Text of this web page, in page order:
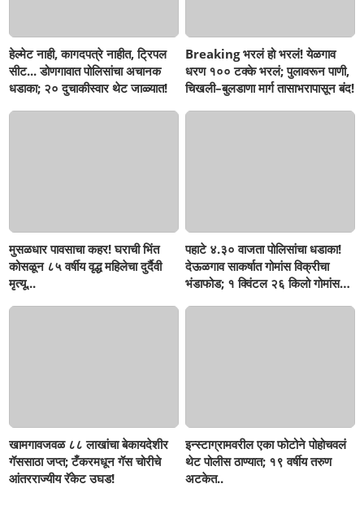
हेल्मेट नाही, कागदपत्रे नाहीत, ट्रिपल
सीट... डोणगावात पोलिसांचा अचानक
धडाका; २० दुचाकीस्वार थेट जाळ्यात!
Breaking भरलं हो भरलं! येळगाव
धरण १०० टक्के भरलं; पुलावरून पाणी,
चिखली–बुलडाणा मार्ग तासाभरापासून बंद!
मुसळधार पावसाचा कहर! घराची भिंत
कोसळून ८५ वर्षीय वृद्ध महिलेचा दुर्दैवी
मृत्यू...
पहाटे ४.३० वाजता पोलिसांचा धडाका!
देऊळगाव साकर्षात गोमांस विक्रीचा
भंडाफोड; १ क्विंटल २६ किलो गोमांस
खामगावजवळ ८८ लाखांचा बेकायदेशीर
गॅससाठा जप्त; टँकरमधून गॅस चोरीचे
आंतरराज्यीय रॅकेट उघड!
इन्स्टाग्रामवरील एका फोटोने पोहोचवलं
थेट पोलीस ठाण्यात; १९ वर्षीय तरुण
अटकेत..